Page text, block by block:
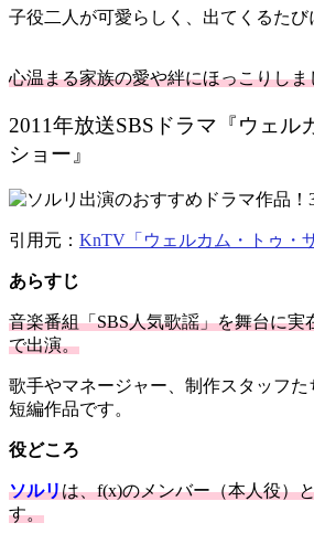
子役二人が可愛らしく、出てくるたび
心温まる家族の愛や絆にほっこりしま
2011年放送SBSドラマ『ウェル
ショー』
引用元： KnTV「ウェルカム・トゥ・
あらすじ
音楽番組「SBS人気歌謡」を舞台に実
で出演。
歌手やマネージャー、制作スタッフ
短編作品です。
役どころ
ソルリは、f(x)のメンバー（本人役）
す。